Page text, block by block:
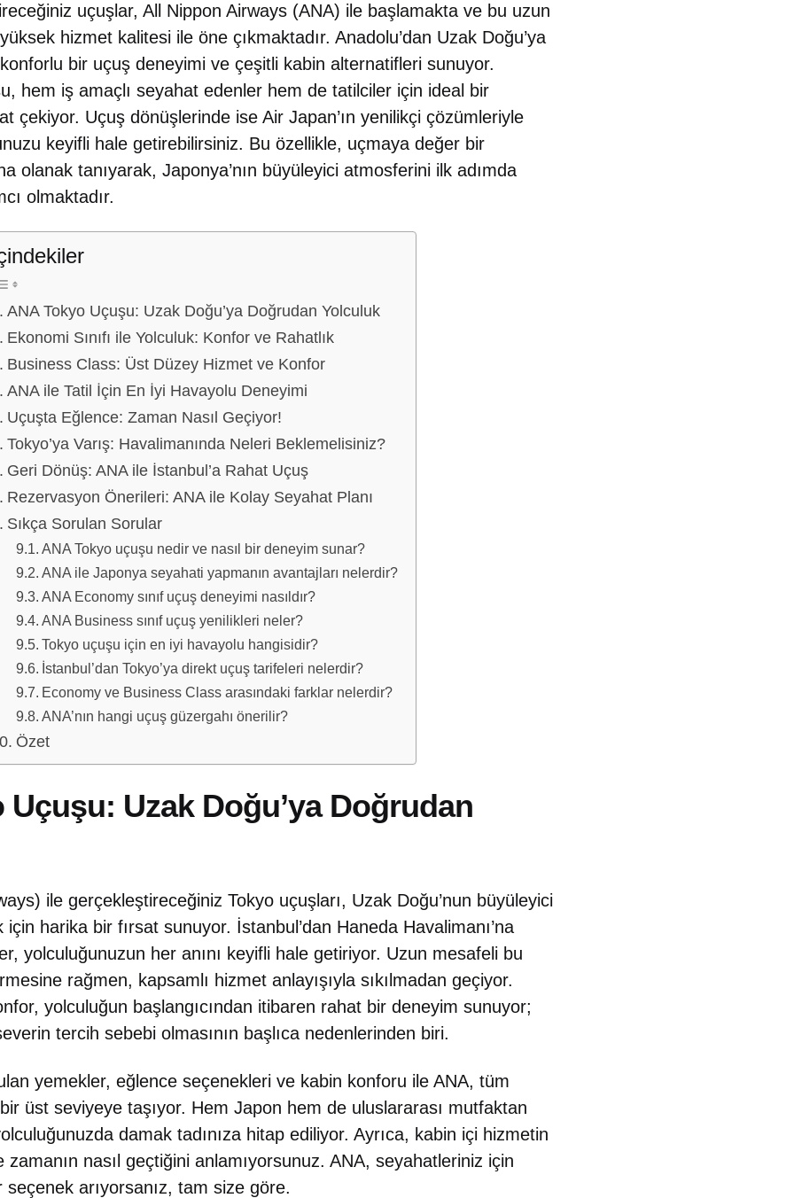
uçuşlar, All Nippon Airways (ANA) ile başlamakta ve bu uzun
hizmet kalitesi ile öne çıkmaktadır. Anadolu’dan Uzak Doğu’ya
bir uçuş deneyimi ve çeşitli kabin alternatifleri sunuyor.
hem iş amaçlı seyahat edenler hem de tatilciler için ideal bir
çekiyor. Uçuş dönüşlerinde ise Air Japan’ın yenilikçi çözümleriyle
keyifli hale getirebilirsiniz. Bu özellikle, uçmaya değer bir
olanak tanıyarak, Japonya’nın büyüleyici atmosferini ilk adımda
olmaktadır.
ANA Tokyo Uçuşu: Uzak Doğu’ya Doğrudan Yolculuk
Ekonomi Sınıfı ile Yolculuk: Konfor ve Rahatlık
Business Class: Üst Düzey Hizmet ve Konfor
ANA ile Tatil İçin En İyi Havayolu Deneyimi
Uçuşta Eğlence: Zaman Nasıl Geçiyor!
Tokyo’ya Varış: Havalimanında Neleri Beklemelisiniz?
Geri Dönüş: ANA ile İstanbul’a Rahat Uçuş
Rezervasyon Önerileri: ANA ile Kolay Seyahat Planı
Sıkça Sorulan Sorular
ANA Tokyo uçuşu nedir ve nasıl bir deneyim sunar?
ANA ile Japonya seyahati yapmanın avantajları nelerdir?
ANA Economy sınıf uçuş deneyimi nasıldır?
ANA Business sınıf uçuş yenilikleri neler?
Tokyo uçuşu için en iyi havayolu hangisidir?
İstanbul’dan Tokyo’ya direkt uçuş tarifeleri nelerdir?
Economy ve Business Class arasındaki farklar nelerdir?
ANA’nın hangi uçuş güzergahı önerilir?
Özet
Uçuşu: Uzak Doğu’ya Doğrudan
ile gerçekleştireceğiniz Tokyo uçuşları, Uzak Doğu’nun büyüleyici
harika bir fırsat sunuyor. İstanbul’dan Haneda Havalimanı’na
yolculuğunuzun her anını keyifli hale getiriyor. Uzun mesafeli bu
rağmen, kapsamlı hizmet anlayışıyla sıkılmadan geçiyor.
yolculuğun başlangıcından itibaren rahat bir deneyim sunuyor;
tercih sebebi olmasının başlıca nedenlerinden biri.
yemekler, eğlence seçenekleri ve kabin konforu ile ANA, tüm
üst seviyeye taşıyor. Hem Japon hem de uluslararası mutfaktan
damak tadınıza hitap ediliyor. Ayrıca, kabin içi hizmetin
nasıl geçtiğini anlamıyorsunuz. ANA, seyahatleriniz için
arıyorsanız, tam size göre.